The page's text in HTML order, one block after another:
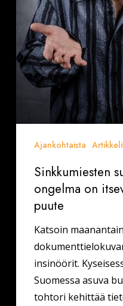
Ajankohtaista
Sinkkumiesten
ongelma on
puute
Katsoin
insinöörit.
Suomessa asuva
tohtori kehittää